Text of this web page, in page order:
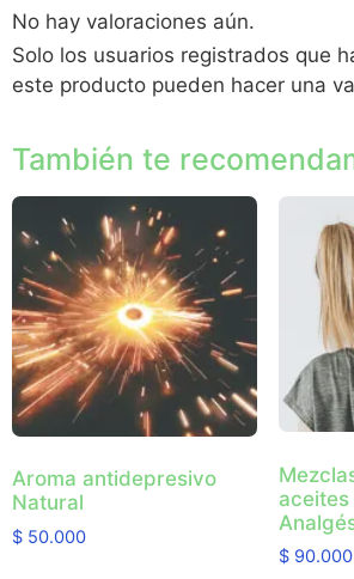
No hay valoraciones aún.
Solo los usuarios registrados que
este producto pueden hacer una
También te
Aroma antidepresivo
Natural
$ 50.000
aceites
$90.000